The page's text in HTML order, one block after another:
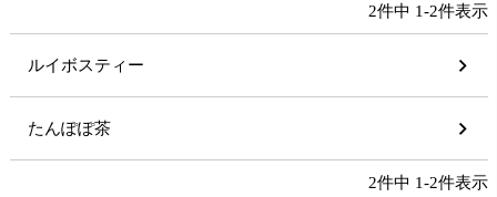
2件中 1-2件表示
ルイボスティー
たんぽぽ茶
2件中 1-2件表示